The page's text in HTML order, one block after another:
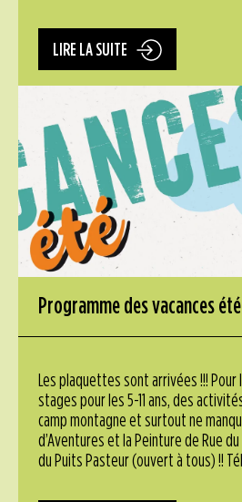
LIRE LA SUITE
Programme des vacances
Les plaquettes sont arrivées !!!
stages pour les 5-11 ans, des
camp montagne et surtout ne
d’Aventures et la Peinture de Rue
du Puits Pasteur (ouvert à tous) !!